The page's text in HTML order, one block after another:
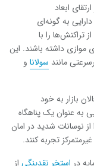
ابعاد
به گونه‌ای
تراکنش‌ها را با
موازی داشته باشند. این
مانند سولانا و
بازار به خود
به عنوان یک پناهگاه
از نوسانات شدید در امان
تجربه کنند.
در استخر نقدینگی از